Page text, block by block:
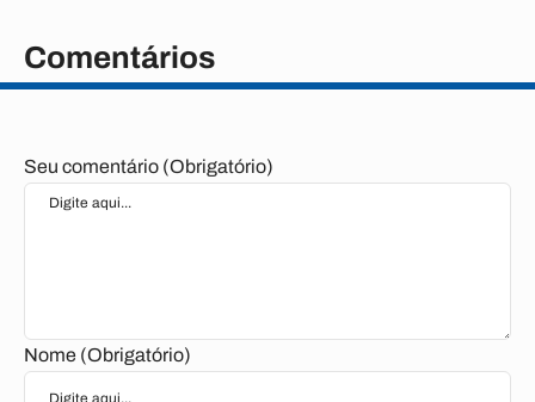
Comentários
Seu comentário (Obrigatório)
Nome (Obrigatório)